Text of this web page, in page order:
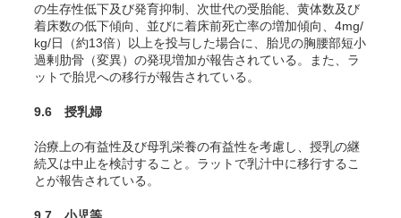
の生存性低下及び発育抑制、次世代の受胎能、黄体数及び
着床数の低下傾向、並びに着床前死亡率の増加傾向、4mg/
kg/日（約13倍）以上を投与した場合に、胎児の胸腰部短小
過剰肋骨（変異）の発現増加が報告されている。また、ラ
ットで胎児への移行が報告されている。
9.6 授乳婦
治療上の有益性及び母乳栄養の有益性を考慮し、授乳の継
続又は中止を検討すること。ラットで乳汁中に移行するこ
とが報告されている。